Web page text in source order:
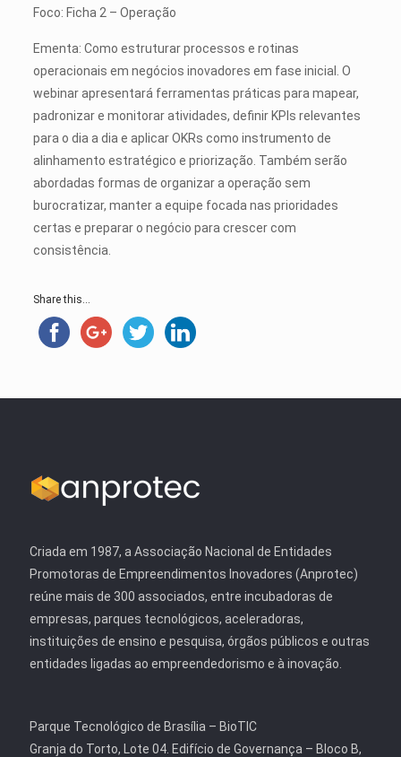
Foco: Ficha 2 – Operação
Ementa: Como estruturar processos e rotinas
operacionais em negócios inovadores em fase inicial. O
webinar apresentará ferramentas práticas para mapear,
padronizar e monitorar atividades, definir KPIs relevantes
para o dia a dia e aplicar OKRs como instrumento de
alinhamento estratégico e priorização. Também serão
abordadas formas de organizar a operação sem
burocratizar, manter a equipe focada nas prioridades
certas e preparar o negócio para crescer com
consistência.
Share this...
Criada em 1987, a Associação Nacional de Entidades
Promotoras de Empreendimentos Inovadores (Anprotec)
reúne mais de 300 associados, entre incubadoras de
empresas, parques tecnológicos, aceleradoras,
instituições de ensino e pesquisa, órgãos públicos e outras
entidades ligadas ao empreendedorismo e à inovação.
Parque Tecnológico de Brasília – BioTIC
Granja do Torto, Lote 04. Edifício de Governança – Bloco B,